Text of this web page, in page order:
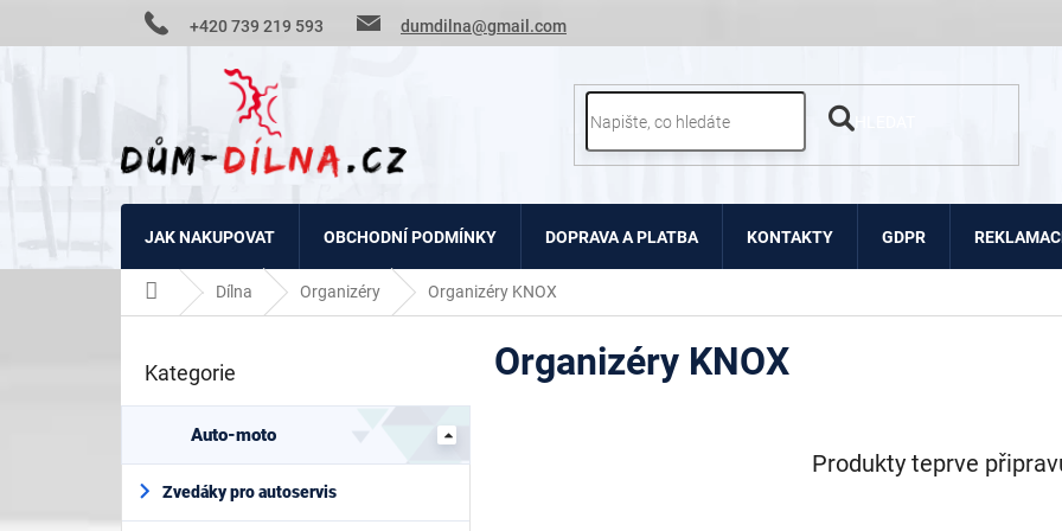
+420 739 219 593 dumdilna@gmail.com
JAK NAKUPOVAT OBCHODNÍ PODMÍNKY DOPRAVA A PLATBA KONTAKTY GDPR
Domů Dílna Organizéry Organizéry KNOX
t
a
Přeskočit
Kategorie
Auto-moto
Zvedáky pro autoservis
Organizéry KNOX
Produkty teprve